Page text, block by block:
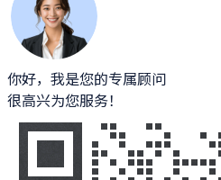
你好，我是您的专属顾问
很高兴为您服务！